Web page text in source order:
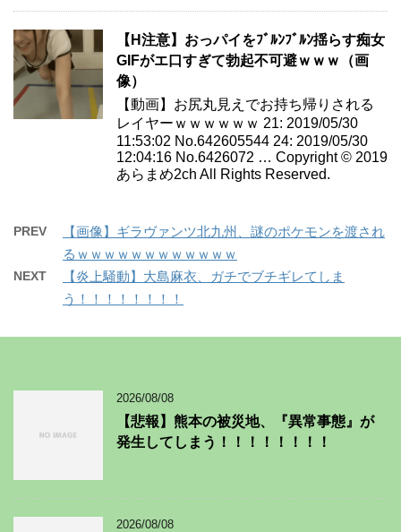
【H注意】おっパイをﾌﾞﾙﾝﾌﾞﾙﾝ揺らす痴女
GIFがエ口すぎて勃起不可避ｗｗｗ（画
像）
【動画】お尻丸見えでお持ち帰りされる
レイヤーｗｗｗｗｗｗ 21: 2019/05/30
11:53:02 No.642605544 24: 2019/05/30
12:04:16 No.6426072 … Copyright © 2019
あらまめ2ch All Rights Reserved.
PREV
【画像】ギラヴァンツ北九州、謎のポケモンを渡され
るｗｗｗｗｗｗｗｗｗｗｗｗ
NEXT
【炎上騒動】大島麻衣、ガチでブチギレてしま
う！！！！！！！！
2026/08/08
【悲報】熊本の被災地、『異常事態』が
発生してしまう！！！！！！！！
2026/08/08